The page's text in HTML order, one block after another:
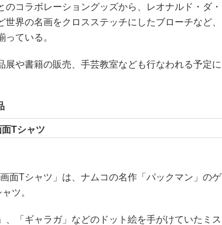
コラボレーショングッズから、レオナルド・ダ・
世界の名画をクロスステッチにしたブローチなど、
っている。
や書籍の販売、手芸教室なども行なわれる予定に
Tシャツ
面Tシャツ」は、ナムコの名作「パックマン」のゲ
ツ。
「ギャラガ」などのドット絵を手がけていたミス